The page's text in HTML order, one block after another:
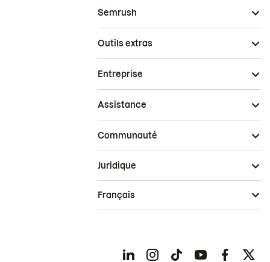
Semrush
Outils extras
Entreprise
Assistance
Communauté
Juridique
Français